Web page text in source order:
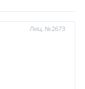
Лиц. №2673